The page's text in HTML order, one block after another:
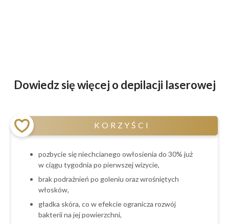
Dowiedz się więcej o depilacji laserowej
KORZYŚCI
pozbycie się niechcianego owłosienia do 30% już
w ciągu tygodnia po pierwszej wizycie,
brak podrażnień po goleniu oraz wrośniętych
włosków,
gładka skóra, co w efekcie ogranicza rozwój
bakterii na jej powierzchni,